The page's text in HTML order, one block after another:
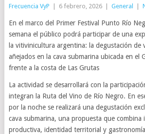
Frecuencia VyP 6 febrero, 2026 General
En el marco del Primer Festival Punto Río
semana el público podrá participar de una
la vitivinicultura argentina: la degustación de
añejados en la cava submarina ubicada en el
frente a la costa de Las Grutas
La actividad se desarrollará con la
integran la Ruta del Vino de Río Negro. En
por la noche se realizará una degustación
cava submarina, una propuesta que combina
productiva, identidad territorial y